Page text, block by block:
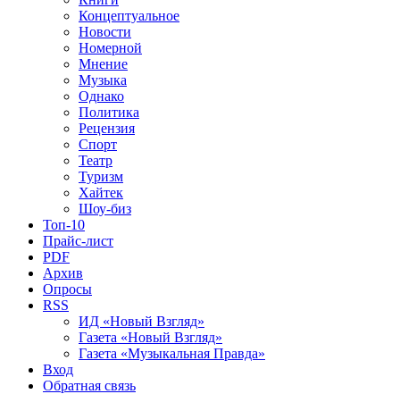
Концептуальное
Новости
Номерной
Мнение
Музыка
Однако
Политика
Рецензия
Спорт
Театр
Туризм
Хайтек
Шоу-биз
Топ-10
Прайс-лист
PDF
Архив
Опросы
RSS
ИД «Новый Взгляд»
Газета «Новый Взгляд»
Газета «Музыкальная Правда»
Вход
Обратная связь